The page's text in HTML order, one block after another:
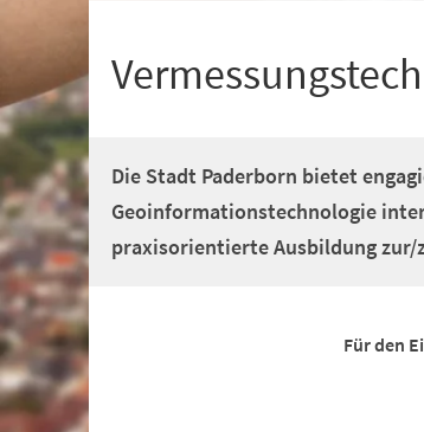
Die Stadt Paderborn bietet
Geoinformationstechnologie
praxisorientierte Ausbildung
Für den